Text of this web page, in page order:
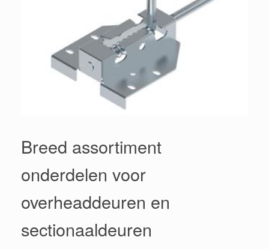
Breed assortiment
onderdelen voor
overheaddeuren en
sectionaaldeuren